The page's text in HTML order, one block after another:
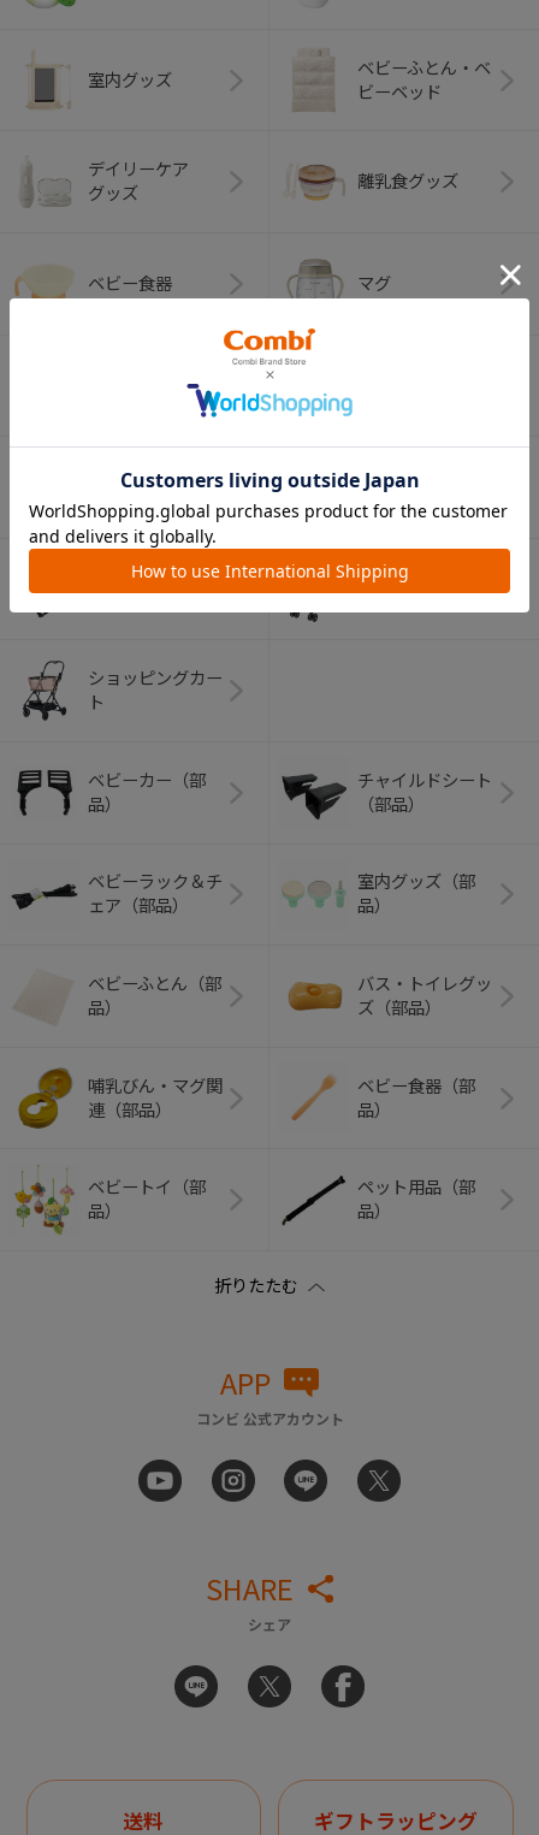
室内グッズ
ベビーふとん・ベ
ビーベッド
デイリーケア
グッズ
離乳食グッズ
ベビー食器 マグ
オーラルケア
ベビートイ
アウトドアグッズ
ペット用品
ショッピングカー
ト
ベビーカー（部
品）
チャイルドシート
（部品）
ベビーラック＆チ
ェア（部品）
室内グッズ（部
品）
ベビーふとん（部
品）
バス・トイレグッ
ズ（部品）
哺乳びん・マグ関
連（部品）
ベビー食器（部
品）
ベビートイ（部
品）
ペット用品（部
品）
APP
コンビ 公式アカウント
SHARE
シェア
送料 ギフトラッピング